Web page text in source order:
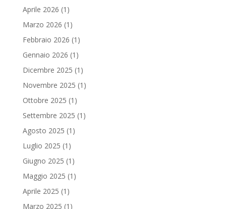
Aprile 2026 (1)
Marzo 2026 (1)
Febbraio 2026 (1)
Gennaio 2026 (1)
Dicembre 2025 (1)
Novembre 2025 (1)
Ottobre 2025 (1)
Settembre 2025 (1)
Agosto 2025 (1)
Luglio 2025 (1)
Giugno 2025 (1)
Maggio 2025 (1)
Aprile 2025 (1)
Marzo 2025 (1)